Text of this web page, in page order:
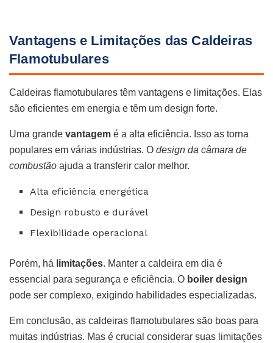
Vantagens e Limitações das Caldeiras
Flamotubulares
Caldeiras flamotubulares têm vantagens e limitações. Elas
são eficientes em energia e têm um design forte.
Uma grande vantagem é a alta eficiência. Isso as torna
populares em várias indústrias. O design da câmara de
combustão ajuda a transferir calor melhor.
Alta eficiência energética
Design robusto e durável
Flexibilidade operacional
Porém, há limitações. Manter a caldeira em dia é
essencial para segurança e eficiência. O boiler design
pode ser complexo, exigindo habilidades especializadas.
Em conclusão, as caldeiras flamotubulares são boas para
muitas indústrias. Mas é crucial considerar suas limitações